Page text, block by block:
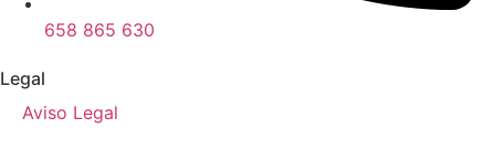
658 865 630
Legal
Aviso Legal